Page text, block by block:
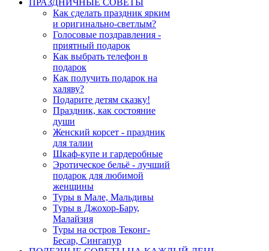
Как сделать праздник ярким
и оригинально-светлым?
Голосовые поздравления -
приятный подарок
Как выбрать телефон в
подарок
Как получить подарок на
халяву?
Подарите детям сказку!
Праздник, как состояние
души
Женский корсет - праздник
для талии
Шкаф-купе и гардеробные
Эротическое бельё - лучший
подарок для любимой
женщины
Туры в Мале, Мальдивы
Туры в Джохор-Бару,
Малайзия
Туры на остров Теконг-
Бесар, Сингапур